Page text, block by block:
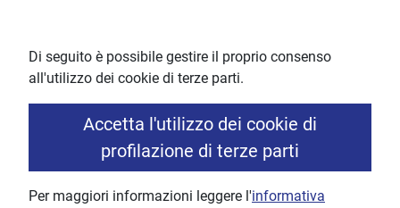
Di seguito è possibile gestire il proprio consenso
all'utilizzo dei cookie di terze parti.
Accetta l'utilizzo dei cookie di
profilazione di terze parti
Per maggiori informazioni leggere l'informativa